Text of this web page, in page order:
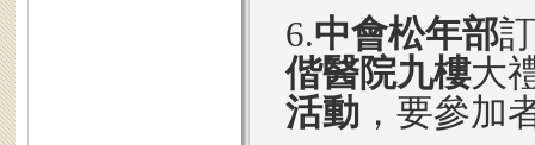
6.中會松年部
偕醫院九樓大
活動，要參加